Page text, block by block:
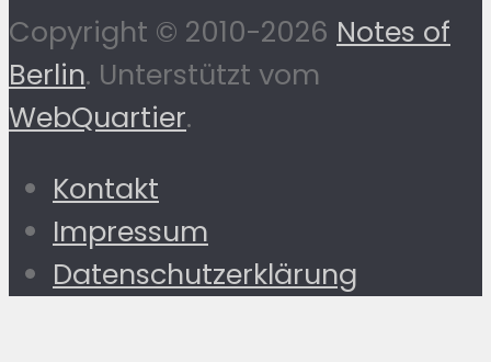
Copyright © 2010-2026 Notes of
Berlin. Unterstützt vom
WebQuartier.
Kontakt
Impressum
Datenschutzerklärung